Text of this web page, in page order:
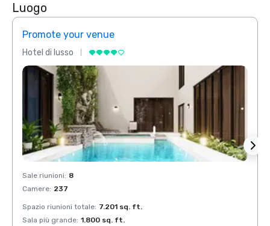
Luogo
Promote your venue
Hotel di lusso
Sale riunioni: 8
Camere: 237
Spazio riunioni totale: 7.201 sq. ft.
Sala più grande: 1.800 sq. ft.